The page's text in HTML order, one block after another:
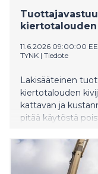
11.6.2026 09:00:00
TYNK | Tiedote
Lakisääteinen
kiertotalouden
kattavan ja
pitää käytöstä
yhteydessä on
tuottajan